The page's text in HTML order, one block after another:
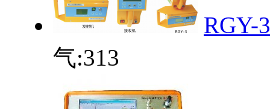
RGY-
气:313